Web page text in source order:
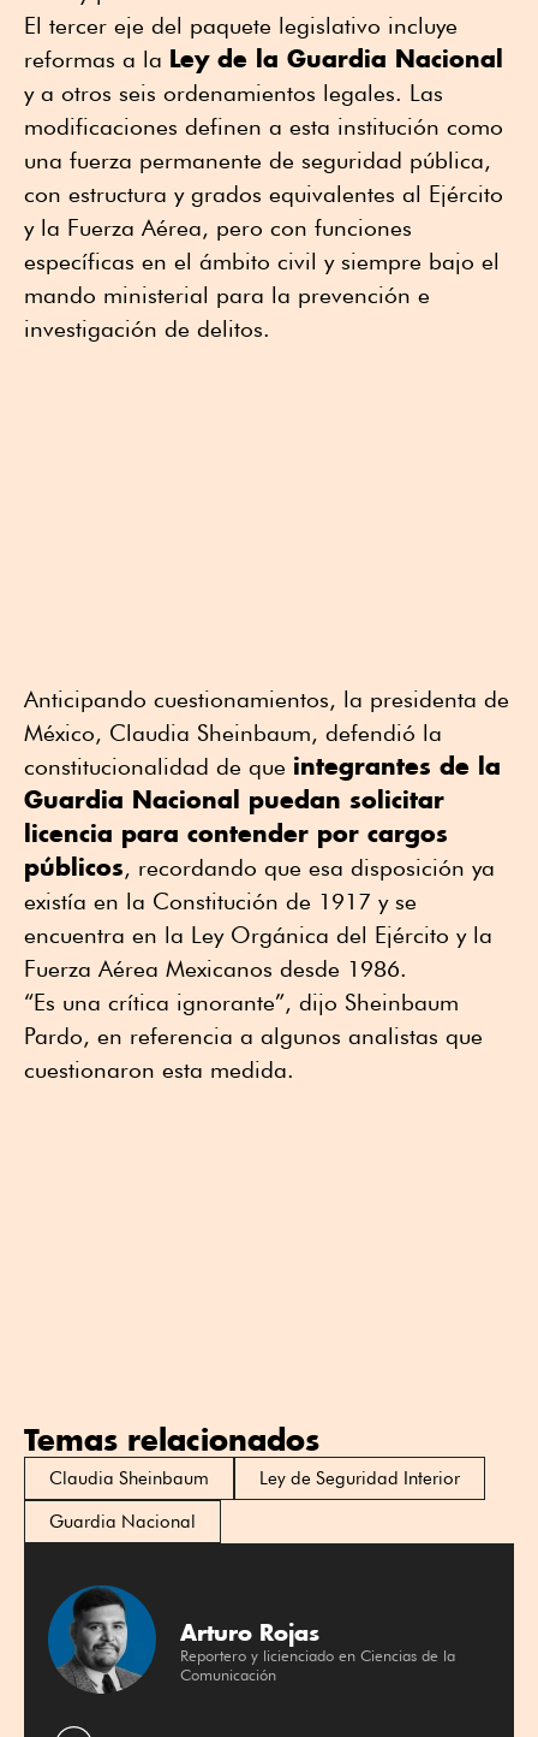
El tercer eje del paquete legislativo incluye
reformas a la Ley de la Guardia Nacional
y a otros seis ordenamientos legales. Las
modificaciones definen a esta institución como
una fuerza permanente de seguridad pública,
con estructura y grados equivalentes al Ejército
y la Fuerza Aérea, pero con funciones
específicas en el ámbito civil y siempre bajo el
mando ministerial para la prevención e
investigación de delitos.
Anticipando cuestionamientos, la presidenta de
México, Claudia Sheinbaum, defendió la
constitucionalidad de que integrantes de la
Guardia Nacional puedan solicitar
licencia para contender por cargos
públicos, recordando que esa disposición ya
existía en la Constitución de 1917 y se
encuentra en la Ley Orgánica del Ejército y la
Fuerza Aérea Mexicanos desde 1986.
“Es una crítica ignorante”, dijo Sheinbaum
Pardo, en referencia a algunos analistas que
cuestionaron esta medida.
Temas relacionados
Claudia Sheinbaum
Ley de Seguridad Interior
Guardia Nacional
Arturo Rojas
Reportero y licienciado en Ciencias de la
Comunicación